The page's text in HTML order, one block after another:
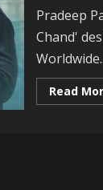
Pradeep
Chand'
Read